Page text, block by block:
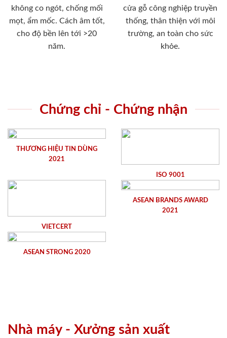
không co ngót, chống mối
mọt, ẩm mốc. Cách âm tốt,
cho độ bền lên tới >20
năm.
cửa gỗ công nghiệp truyền
thống, thân thiện với môi
trường, an toàn cho sức
khỏe.
Chứng chỉ - Chứng nhận
THƯƠNG HIỆU TIN DÙNG
2021
ISO 9001
VIETCERT
ASEAN BRANDS AWARD
2021
ASEAN STRONG 2020
Nhà máy - Xưởng sản xuất